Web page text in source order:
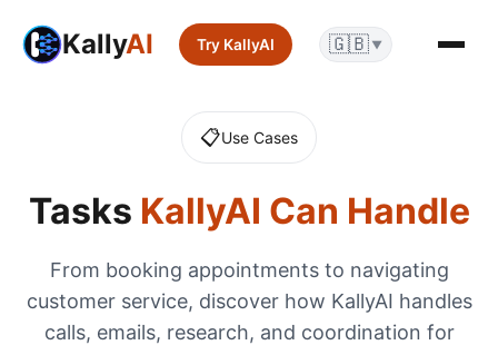
KallyAI Try KallyAI 🇬🇧 ▼
📋Use Cases
Tasks KallyAI Can Handle
From booking appointments to navigating
customer service, discover how KallyAI handles
calls, emails, research, and coordination for